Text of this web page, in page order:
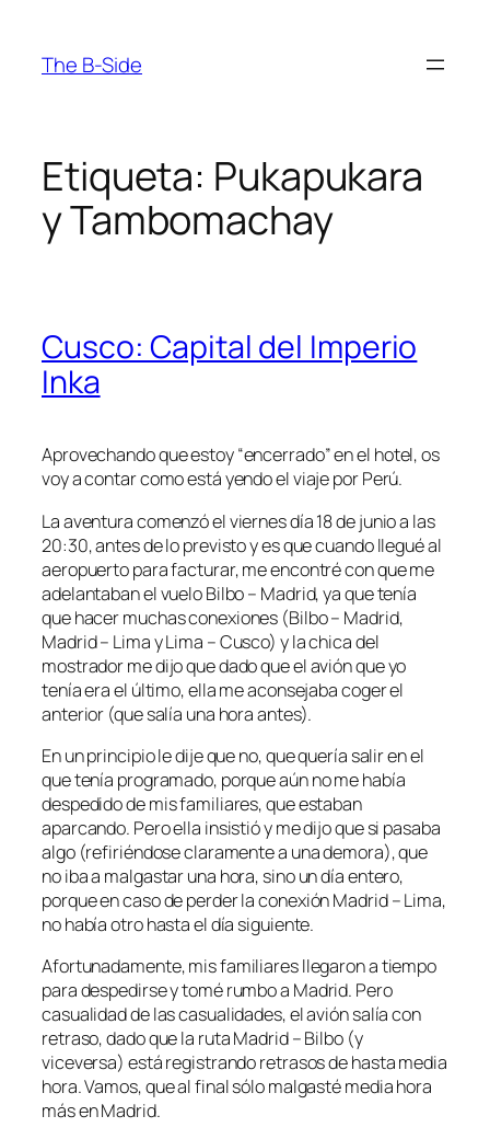
contenido
The B-Side
Etiqueta: Pukapukara
y Tambomachay
Cusco: Capital del Imperio
Inka
Aprovechando que estoy “encerrado” en el hotel, os
voy a contar como está yendo el viaje por Perú.
La aventura comenzó el viernes día 18 de junio a las
20:30, antes de lo previsto y es que cuando llegué al
aeropuerto para facturar, me encontré con que me
adelantaban el vuelo Bilbo – Madrid, ya que tenía
que hacer muchas conexiones (Bilbo – Madrid,
Madrid – Lima y Lima – Cusco) y la chica del
mostrador me dijo que dado que el avión que yo
tenía era el último, ella me aconsejaba coger el
anterior (que salía una hora antes).
En un principio le dije que no, que quería salir en el
que tenía programado, porque aún no me había
despedido de mis familiares, que estaban
aparcando. Pero ella insistió y me dijo que si pasaba
algo (refiriéndose claramente a una demora), que
no iba a malgastar una hora, sino un día entero,
porque en caso de perder la conexión Madrid – Lima,
no había otro hasta el día siguiente.
Afortunadamente, mis familiares llegaron a tiempo
para despedirse y tomé rumbo a Madrid. Pero
casualidad de las casualidades, el avión salía con
retraso, dado que la ruta Madrid – Bilbo (y
viceversa) está registrando retrasos de hasta media
hora. Vamos, que al final sólo malgasté media hora
más en Madrid.